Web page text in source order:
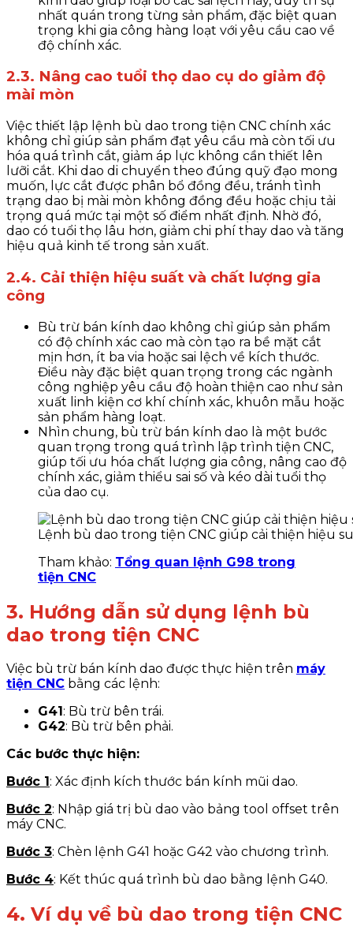
nhất quán trong từng sản phẩm, đặc biệt quan
trọng khi gia công hàng loạt với yêu cầu cao về
độ chính xác.
2.3. Nâng cao tuổi thọ dao cụ do giảm độ
mài mòn
Việc thiết lập lệnh bù dao trong tiện CNC chính xác
không chỉ giúp sản phẩm đạt yêu cầu mà còn tối ưu
hóa quá trình cắt, giảm áp lực không cần thiết lên
lưỡi cắt. Khi dao di chuyển theo đúng quỹ đạo mong
muốn, lực cắt được phân bổ đồng đều, tránh tình
trạng dao bị mài mòn không đồng đều hoặc chịu tải
trọng quá mức tại một số điểm nhất định. Nhờ đó,
dao có tuổi thọ lâu hơn, giảm chi phí thay dao và tăng
hiệu quả kinh tế trong sản xuất.
2.4. Cải thiện hiệu suất và chất lượng gia
công
Bù trừ bán kính dao không chỉ giúp sản phẩm
có độ chính xác cao mà còn tạo ra bề mặt cắt
mịn hơn, ít ba via hoặc sai lệch về kích thước.
Điều này đặc biệt quan trọng trong các ngành
công nghiệp yêu cầu độ hoàn thiện cao như sản
xuất linh kiện cơ khí chính xác, khuôn mẫu hoặc
sản phẩm hàng loạt.
Nhìn chung, bù trừ bán kính dao là một bước
quan trọng trong quá trình lập trình tiện CNC,
giúp tối ưu hóa chất lượng gia công, nâng cao độ
chính xác, giảm thiểu sai số và kéo dài tuổi thọ
của dao cụ.
Lệnh bù dao trong tiện CNC giúp cải thiện hiệu
Tham khảo: Tổng quan lệnh G98 trong
tiện CNC
3. Hướng dẫn sử dụng lệnh bù
dao trong tiện CNC
Việc bù trừ bán kính dao được thực hiện trên máy
tiện CNC bằng các lệnh:
G41 : Bù trừ bên trái.
G42: Bù trừ bên phải.
Các bước thực hiện:
Bước 1 : Xác định kích thước bán kính mũi dao.
Bước 2: Nhập giá trị bù dao vào bảng tool offset trên
máy CNC.
Bước 3: Chèn lệnh G41 hoặc G42 vào chương trình.
Bước 4: Kết thúc quá trình bù dao bằng lệnh G40.
4. Ví dụ về bù dao trong tiện CNC